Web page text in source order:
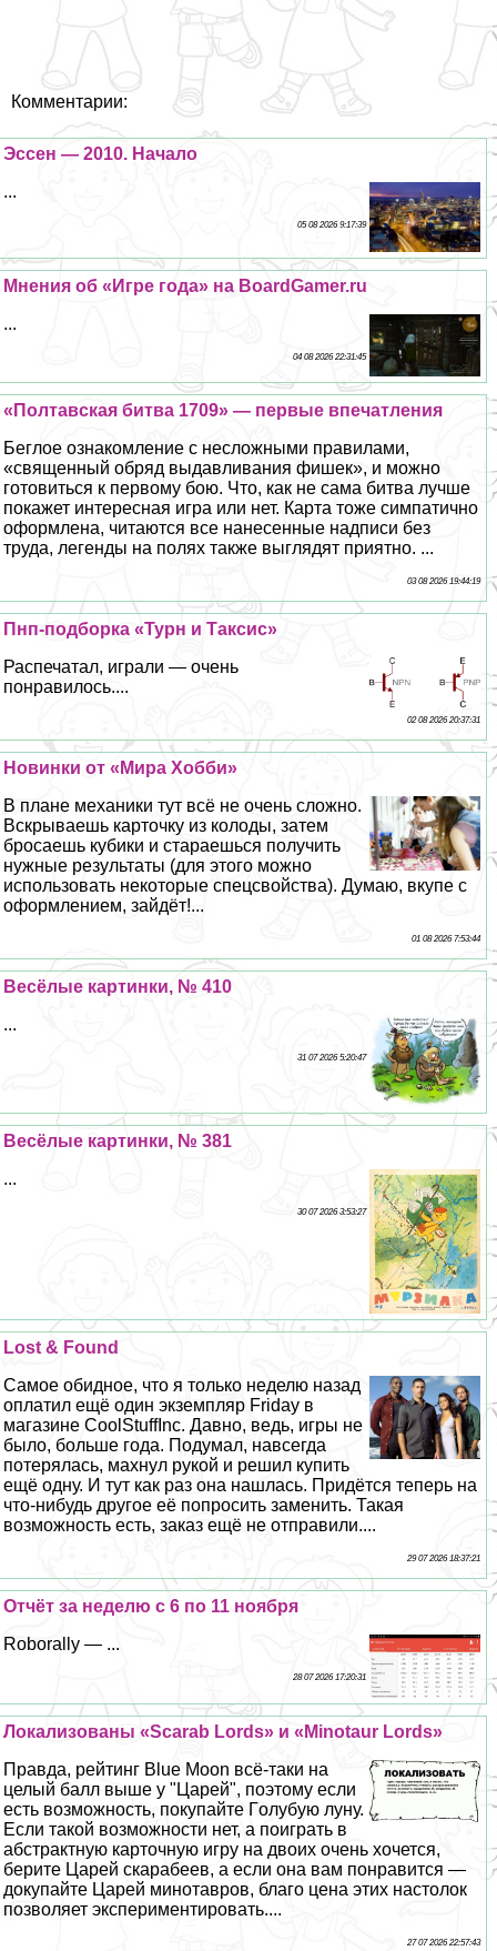
Комментарии:
Эссен — 2010. Начало
...
05 08 2026 9:17:39
Мнения об «Игре года» на BoardGamer.ru
...
04 08 2026 22:31:45
«Полтавская битва 1709» — первые впечатления
Беглое ознакомление с несложными правилами,
«священный обряд выдавливания фишек», и можно
готовиться к первому бою. Что, как не сама битва лучше
покажет интересная игра или нет. Карта тоже симпатично
оформлена, читаются все нанесенные надписи без
труда, легенды на полях также выглядят приятно. ...
03 08 2026 19:44:19
Пнп-подборка «Турн и Таксис»
Распечатал, играли — очень
понравилось....
02 08 2026 20:37:31
Новинки от «Мира Хобби»
В плане механики тут всё не очень сложно.
Вскрываешь карточку из колоды, затем
бросаешь кубики и стараешься получить
нужные результаты (для этого можно
использовать некоторые спецсвойства). Думаю, вкупе с
оформлением, зайдёт!...
01 08 2026 7:53:44
Весёлые картинки, № 410
...
31 07 2026 5:20:47
Весёлые картинки, № 381
...
30 07 2026 3:53:27
Lost & Found
Самое обидное, что я только неделю назад
оплатил ещё один экземпляр Friday в
магазине CoolStuffInc. Давно, ведь, игры не
было, больше года. Подумал, навсегда
потерялась, махнул рукой и решил купить
ещё одну. И тут как раз она нашлась. Придётся теперь на
что-нибудь другое её попросить заменить. Такая
возможность есть, заказ ещё не отправили....
29 07 2026 18:37:21
Отчёт за неделю с 6 по 11 ноября
Roborally — ...
28 07 2026 17:20:31
Локализованы «Scarab Lords» и «Minotaur Lords»
Правда, рейтинг Blue Moon всё-таки на
целый балл выше у "Царей", поэтому если
есть возможность, покупайте Гoлyбую луну.
Если такой возможности нет, а поиграть в
абстpaктную карточную игру на двоих очень хочется,
берите Царей скарабеев, а если она вам понравится —
докупайте Царей минотавров, благо цена этих настолок
позволяет экспериментировать....
27 07 2026 22:57:43